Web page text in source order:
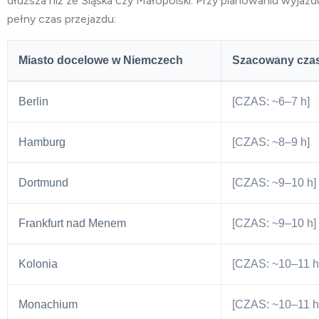
pełny czas przejazdu:
Miasto docelowe w Niemczech Szacowany
Berlin [CZAS: ~6–7 h]
Hamburg [CZAS: ~8–9 h]
Dortmund [CZAS: ~9–10 h]
Frankfurt nad Menem [CZAS: ~9–10 h]
Kolonia [CZAS: ~10–11
Monachium [CZAS: ~10–11